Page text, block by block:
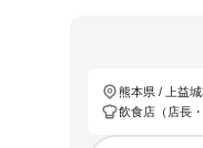
熊本県 / 上益
飲食店（店長